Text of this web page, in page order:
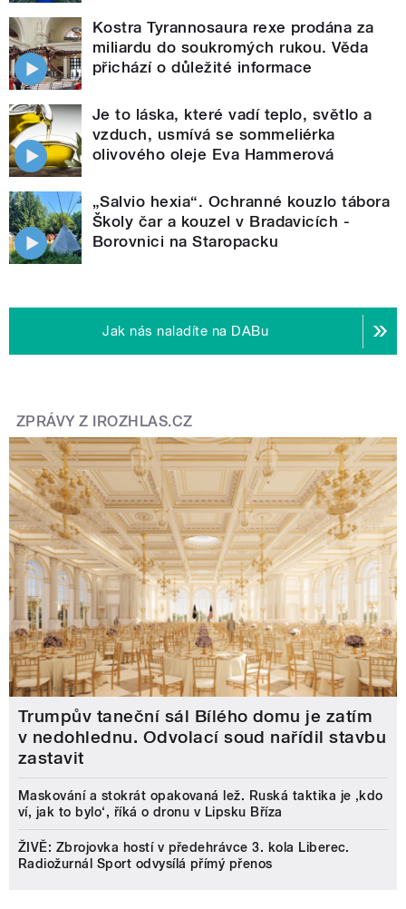
Kostra Tyrannosaura rexe prodána za
miliardu do soukromých rukou. Věda
přichází o důležité informace
Je to láska, které vadí teplo, světlo a
vzduch, usmívá se sommeliérka
olivového oleje Eva Hammerová
„Salvio hexia“. Ochranné kouzlo tábora
Školy čar a kouzel v Bradavicích -
Borovnici na Staropacku
Jak nás naladíte na DABu
ZPRÁVY Z IROZHLAS.CZ
Trumpův taneční sál Bílého domu je zatím
v nedohlednu. Odvolací soud nařídil stavbu
zastavit
Maskování a stokrát opakovaná lež. Ruská taktika je ‚kdo
ví, jak to bylo‘, říká o dronu v Lipsku Bříza
ŽIVĚ: Zbrojovka hostí v předehrávce 3. kola Liberec.
Radiožurnál Sport odvysílá přímý přenos